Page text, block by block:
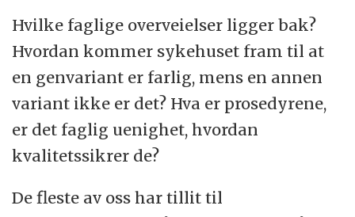
Hvilke faglige overveielser ligger bak?
Hvordan kommer sykehuset fram til at
en genvariant er farlig, mens en annen
variant ikke er det? Hva er prosedyrene,
er det faglig uenighet, hvordan
kvalitetssikrer de?
De fleste av oss har tillit til